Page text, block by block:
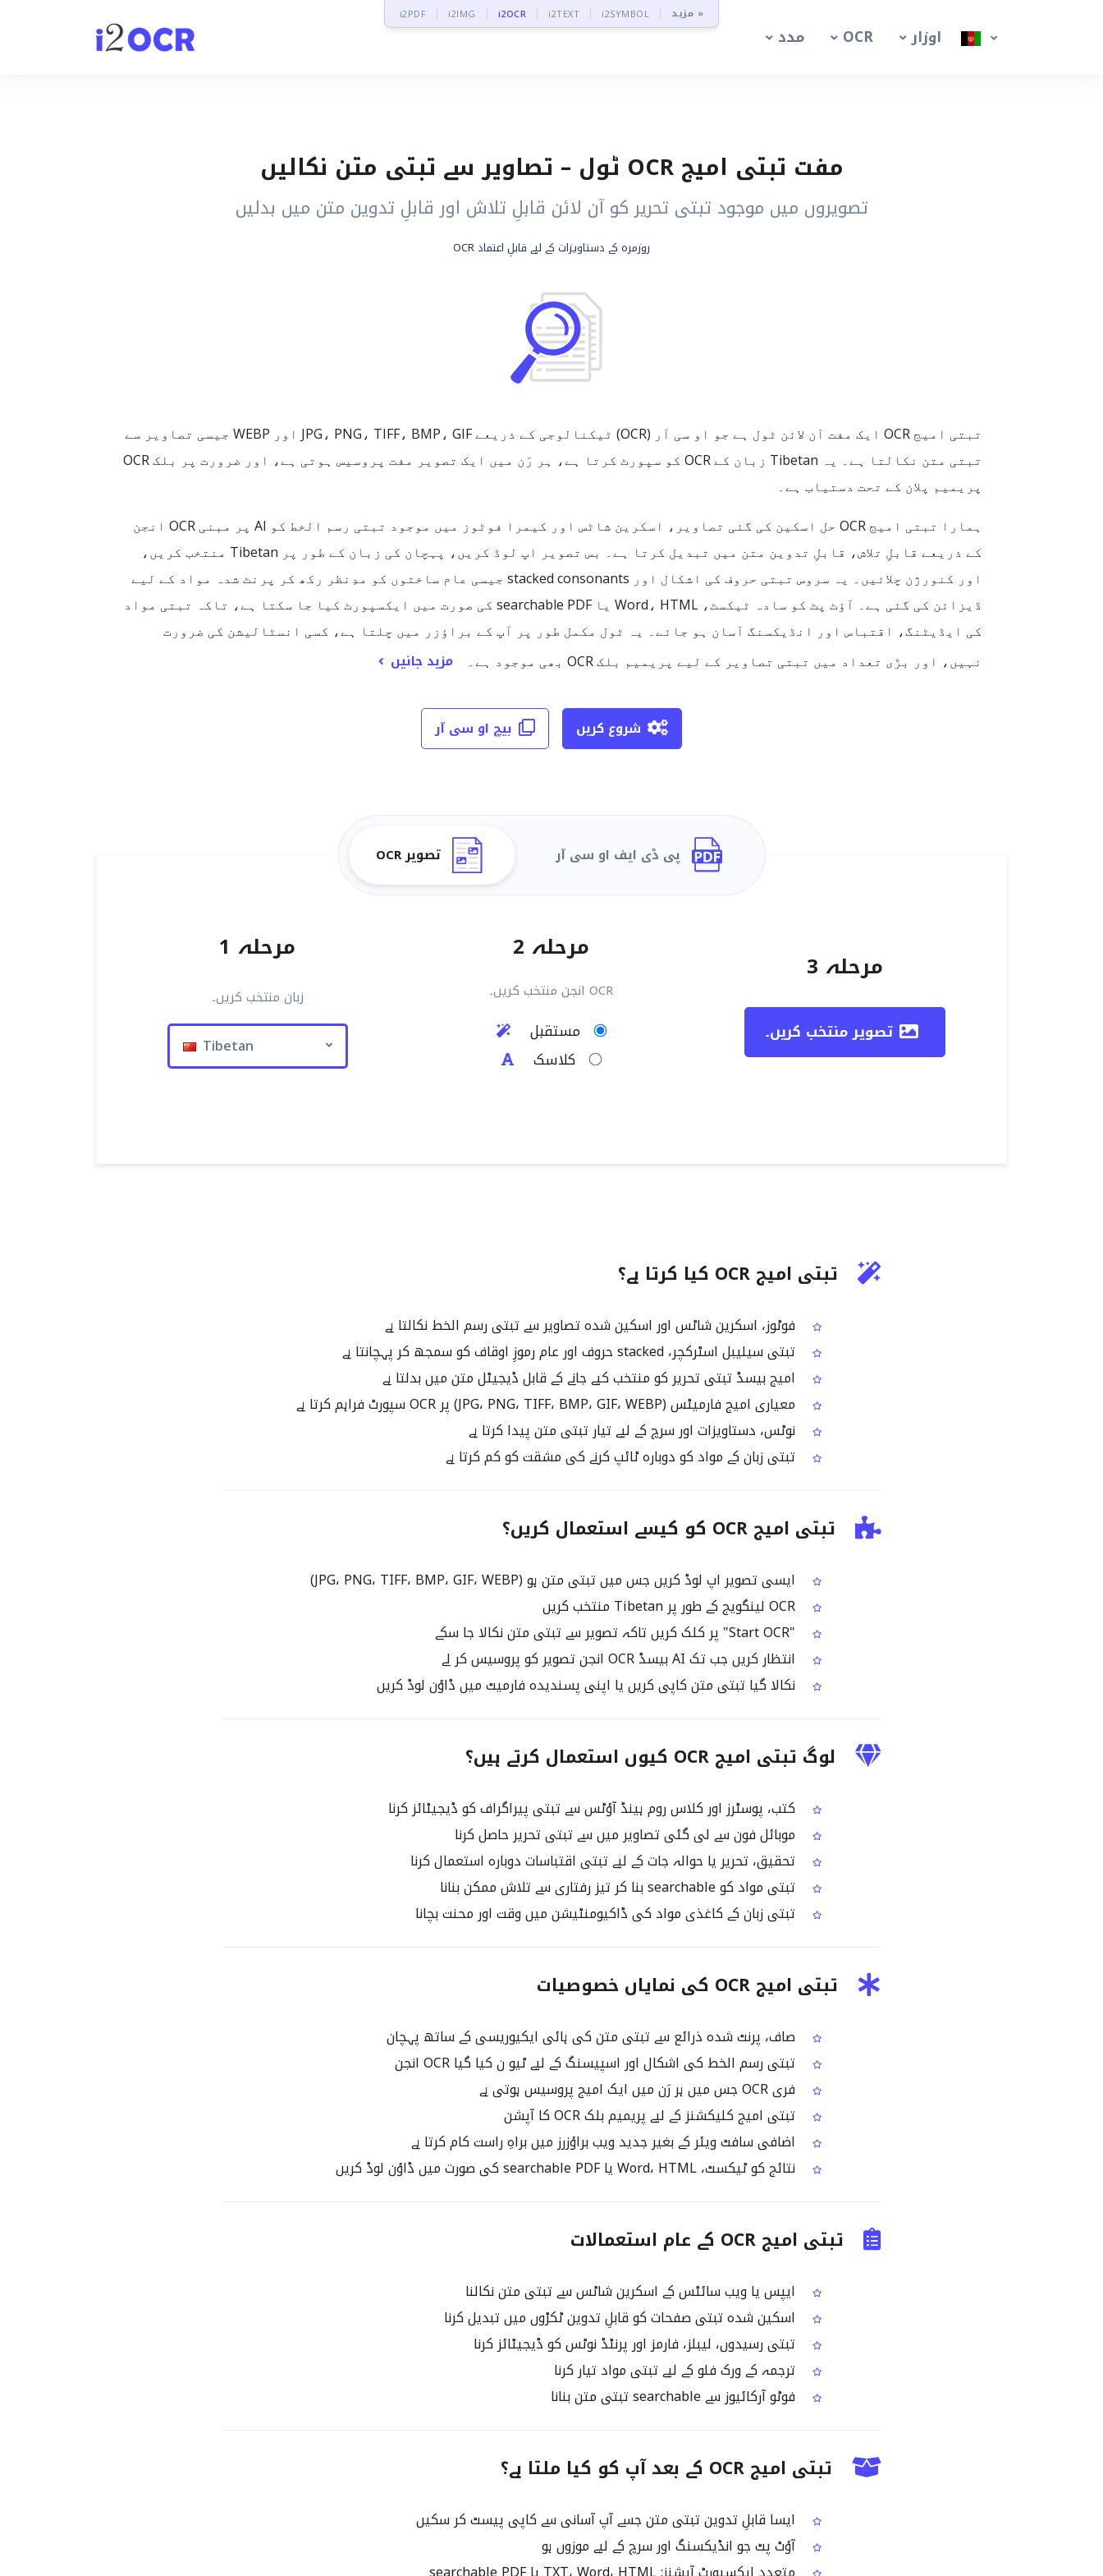
i2PDF i2IMG i2OCR i2TEXT i2SYMBOL مزید »
مدد OCR اوزار
مفت تبتی امیج OCR ٹول – تصاویر سے تبتی متن نکالیں
تصویروں میں موجود تبتی تحریر کو آن لائن قابلِ تلاش اور قابلِ تدوین متن میں بدلیں
روزمرہ کے دستاویزات کے لیے قابلِ اعتماد OCR
تبتی امیج OCR ایک مفت آن لائن ٹول ہے جو او سی آر (OCR) ٹیکنالوجی کے ذریعے JPG، PNG، TIFF، BMP، GIF اور WEBP جیسی تصاویر سے
تبتی متن نکالتا ہے۔ یہ Tibetan زبان کے OCR کو سپورٹ کرتا ہے، ہر رَن میں ایک تصویر مفت پروسیس ہوتی ہے، اور ضرورت پر بلک OCR
پریمیم پلان کے تحت دستیاب ہے۔
ہمارا تبتی امیج OCR حل اسکین کی گئی تصاویر، اسکرین شاٹس اور کیمرا فوٹوز میں موجود تبتی رسم الخط کو AI پر مبنی OCR انجن
کے ذریعے قابلِ تلاش، قابلِ تدوین متن میں تبدیل کرتا ہے۔ بس تصویر اپ لوڈ کریں، پہچان کی زبان کے طور پر Tibetan منتخب کریں،
اور کنورژن چلائیں۔ یہ سروس تبتی حروف کی اشکال اور stacked consonants جیسی عام ساختوں کو مدِنظر رکھ کر پرنٹ شدہ مواد کے لیے
ڈیزائن کی گئی ہے۔ آؤٹ پٹ کو سادہ ٹیکسٹ، Word، HTML یا searchable PDF کی صورت میں ایکسپورٹ کیا جا سکتا ہے، تاکہ تبتی مواد
کی ایڈیٹنگ، اقتباس اور انڈیکسنگ آسان ہو جائے۔ یہ ٹول مکمل طور پر آپ کے براؤزر میں چلتا ہے، کسی انسٹالیشن کی ضرورت
نہیں، اور بڑی تعداد میں تبتی تصاویر کے لیے پریمیم بلک OCR بھی موجود ہے۔
مزید جانیں
بیچ او سی آر شروع کریں
تصویر OCR پی ڈی ایف او سی آر
مرحلہ 1
زبان منتخب کریں۔
Tibetan
مرحلہ 2
OCR انجن منتخب کریں۔
مستقبل
کلاسک
مرحلہ 3
تصویر منتخب کریں۔
تبتی امیج OCR کیا کرتا ہے؟
فوٹوز، اسکرین شاٹس اور اسکین شدہ تصاویر سے تبتی رسم الخط نکالتا ہے
تبتی سیلیبل اسٹرکچر، stacked حروف اور عام رموزِ اوقاف کو سمجھ کر پہچانتا ہے
امیج بیسڈ تبتی تحریر کو منتخب کیے جانے کے قابل ڈیجیٹل متن میں بدلتا ہے
معیاری امیج فارمیٹس (JPG، PNG، TIFF، BMP، GIF، WEBP) پر OCR سپورٹ فراہم کرتا ہے
نوٹس، دستاویزات اور سرچ کے لیے تیار تبتی متن پیدا کرتا ہے
تبتی زبان کے مواد کو دوبارہ ٹائپ کرنے کی مشقت کو کم کرتا ہے
تبتی امیج OCR کو کیسے استعمال کریں؟
ایسی تصویر اپ لوڈ کریں جس میں تبتی متن ہو (JPG، PNG، TIFF، BMP، GIF، WEBP)
"Start OCR" پر کلک کریں تاکہ تصویر سے تبتی متن نکالا جا سکے
انتظار کریں جب تک AI بیسڈ OCR انجن تصویر کو پروسیس کر لے
نکالا گیا تبتی متن کاپی کریں یا اپنی پسندیدہ فارمیٹ میں ڈاؤن لوڈ کریں
لوگ تبتی امیج OCR کیوں استعمال کرتے ہیں؟
کتب، پوسٹرز اور کلاس روم ہینڈ آؤٹس سے تبتی پیراگراف کو ڈیجیٹائز کرنا
موبائل فون سے لی گئی تصاویر میں سے تبتی تحریر حاصل کرنا
تحقیق، تحریر یا حوالہ جات کے لیے تبتی اقتباسات دوبارہ استعمال کرنا
تبتی مواد کو searchable بنا کر تیز رفتاری سے تلاش ممکن بنانا
تبتی زبان کے کاغذی مواد کی ڈاکیومنٹیشن میں وقت اور محنت بچانا
تبتی امیج OCR کی نمایاں خصوصیات
صاف، پرنٹ شدہ ذرائع سے تبتی متن کی ہائی ایکیوریسی کے ساتھ پہچان
تبتی رسم الخط کی اشکال اور اسپیسنگ کے لیے ٹیو ن کیا گیا OCR انجن
فری OCR جس میں ہر رَن میں ایک امیج پروسیس ہوتی ہے
تبتی امیج کلیکشنز کے لیے پریمیم بلک OCR کا آپشن
اضافی سافٹ ویئر کے بغیر جدید ویب براؤزرز میں براہِ راست کام کرتا ہے
نتائج کو ٹیکسٹ، Word، HTML یا searchable PDF کی صورت میں ڈاؤن لوڈ کریں
تبتی امیج OCR کے عام استعمالات
ایپس یا ویب سائٹس کے اسکرین شاٹس سے تبتی متن نکالنا
اسکین شدہ تبتی صفحات کو قابلِ تدوین ٹکڑوں میں تبدیل کرنا
تبتی رسیدوں، لیبلز، فارمز اور پرنٹڈ نوٹس کو ڈیجیٹائز کرنا
ترجمہ کے ورک فلو کے لیے تبتی مواد تیار کرنا
فوٹو آرکائیوز سے searchable تبتی متن بنانا
تبتی امیج OCR کے بعد آپ کو کیا ملتا ہے؟
ایسا قابلِ تدوین تبتی متن جسے آپ آسانی سے کاپی پیسٹ کر سکیں
آؤٹ پٹ جو انڈیکسنگ اور سرچ کے لیے موزوں ہو